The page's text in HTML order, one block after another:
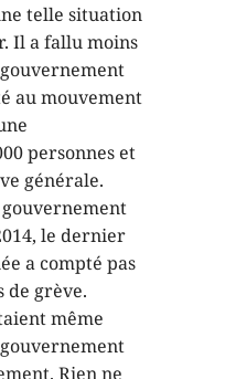
telle situation
Il a fallu moins
au mouvement
personnes et
générale.
le dernier
a compté pas
de grève.
même
Rien ne